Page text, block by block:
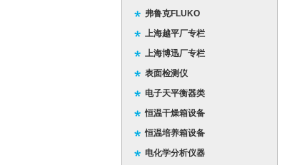
弗鲁克FLUKO
上海越平厂专栏
上海博迅厂专栏
表面检测仪
电子天平衡器类
恒温干燥箱设备
恒温培养箱设备
电化学分析仪器